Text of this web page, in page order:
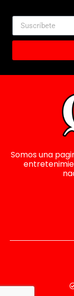
Somos una